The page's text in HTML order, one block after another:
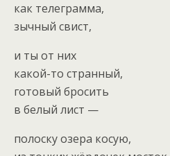
как телеграмма,
зычный свист,
и ты от них
какой-то странный,
готовый бросить
в белый лист —
полоску озера косую,